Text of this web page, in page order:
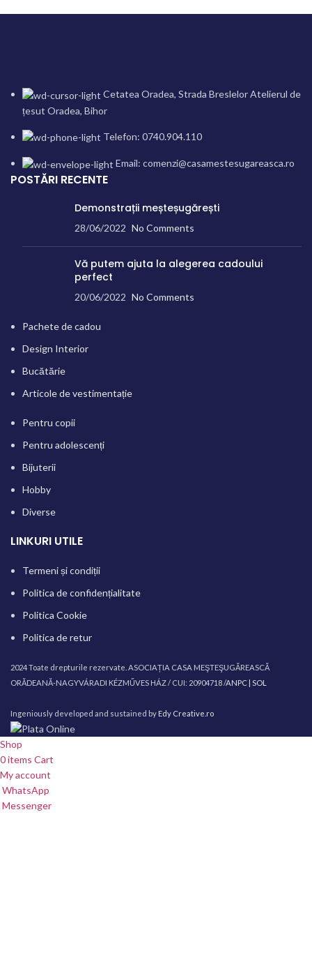
Cetatea Oradea, Strada Breslelor Atelierul de
țesut Oradea, Bihor
Telefon: 0740.904.110
Email: comenzi@casamestesugareasca.ro
POSTĂRI RECENTE
Demonstrații meșteșugărești
28/06/2022 No Comments
Vă putem ajuta la alegerea cadoului
perfect
20/06/2022 No Comments
Pachete de cadou
Design Interior
Bucătărie
Articole de vestimentație
Pentru copii
Pentru adolescenți
Bijuterii
Hobby
Diverse
LINKURI UTILE
Termeni și condiții
Politica de confidențialitate
Politica Cookie
Politica de retur
2024 Toate drepturile rezervate. ASOCIAȚIA CASA MEŞTEŞUGĂREASCĂ
ORĂDEANĂ-NAGYVÁRADI KÉZMŰVES HÁZ / CUI: 20904718 /ANPC | SOL
Ingeniously developed and sustained by Edy Creative.ro
Shop
0items Cart
My account
WhatsApp
Messenger